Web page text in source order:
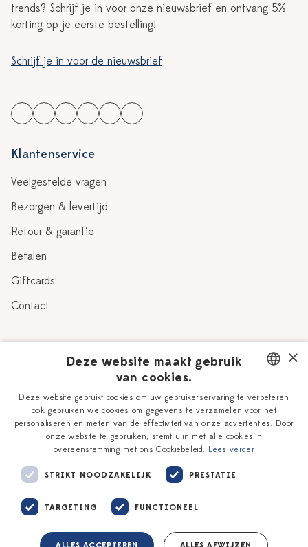
trends? Schrijf je in voor onze nieuwsbrief en ontvang 5%
korting op je eerste bestelling!
Schrijf je in voor de nieuwsbrief
Klantenservice
Veelgestelde vragen
Bezorgen & levertijd
Retour & garantie
Betalen
Giftcards
Contact
Verhaal
Onze plateelschilders
Delfts Blauw
Workshops
Vacatures
Zakelijk
DUTCH
ENGLISH
×
Deze website maakt gebruik
van cookies.
Deze website gebruikt cookies om uw gebruikerservaring te verbeteren
ook gebruiken we cookies om gegevens te verzamelen voor het
personaliseren en meten van de effectiviteit van onze advertenties. Door
onze website te gebruiken, stemt u in met alle cookies in
overeenstemming met ons Cookiebeleid. Lees verder
STRIKT NOODZAKELIJK PRESTATIE
TARGETING FUNCTIONEEL